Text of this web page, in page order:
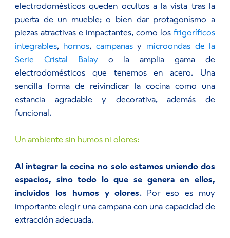
electrodomésticos queden ocultos a la vista tras la
puerta de un mueble; o bien dar protagonismo a
piezas atractivas e impactantes, como losfrigoríficos
integrables, hornos, campanasy microondas de la
Serie Cristal Balayo la amplia gama de
electrodomésticos que tenemos en acero. Una
sencilla forma de reivindicar la cocina como una
estancia agradable y decorativa, además de
funcional.
Un ambiente sin humos ni olores:
Al integrar la cocina no solo estamos uniendo dos
espacios, sino todo lo que se genera en ellos,
incluidos los humos y olores. Por eso es muy
importante elegir una campana con una capacidad de
extracción adecuada.